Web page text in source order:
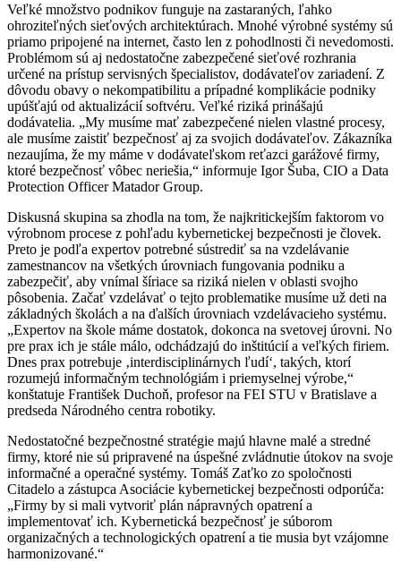
Veľké množstvo podnikov funguje na zastaraných, ľahko
ohroziteľných sieťových architektúrach. Mnohé výrobné systémy sú
priamo pripojené na internet, často len z pohodlnosti či nevedomosti.
Problémom sú aj nedostatočne zabezpečené sieťové rozhrania
určené na prístup servisných špecialistov, dodávateľov zariadení. Z
dôvodu obavy o nekompatibilitu a prípadné komplikácie podniky
upúšťajú od aktualizácií softvéru. Veľké riziká prinášajú
dodávatelia. „My musíme mať zabezpečené nielen vlastné procesy,
ale musíme zaistiť bezpečnosť aj za svojich dodávateľov. Zákazníka
nezaujíma, že my máme v dodávateľskom reťazci garážové firmy,
ktoré bezpečnosť vôbec neriešia,“ informuje Igor Šuba, CIO a Data
Protection Officer Matador Group.
Diskusná skupina sa zhodla na tom, že najkritickejším faktorom vo
výrobnom procese z pohľadu kybernetickej bezpečnosti je človek.
Preto je podľa expertov potrebné sústrediť sa na vzdelávanie
zamestnancov na všetkých úrovniach fungovania podniku a
zabezpečiť, aby vnímal šíriace sa riziká nielen v oblasti svojho
pôsobenia. Začať vzdelávať o tejto problematike musíme už deti na
základných školách a na ďalších úrovniach vzdelávacieho systému.
„Expertov na škole máme dostatok, dokonca na svetovej úrovni. No
pre prax ich je stále málo, odchádzajú do inštitúcií a veľkých firiem.
Dnes prax potrebuje ‚interdisciplinárnych ľudí‘, takých, ktorí
rozumejú informačným technológiám i priemyselnej výrobe,“
konštatuje František Duchoň, profesor na FEI STU v Bratislave a
predseda Národného centra robotiky.
Nedostatočné bezpečnostné stratégie majú hlavne malé a stredné
firmy, ktoré nie sú pripravené na úspešné zvládnutie útokov na svoje
informačné a operačné systémy. Tomáš Zaťko zo spoločnosti
Citadelo a zástupca Asociácie kybernetickej bezpečnosti odporúča:
„Firmy by si mali vytvoriť plán nápravných opatrení a
implementovať ich. Kybernetická bezpečnosť je súborom
organizačných a technologických opatrení a tie musia byt vzájomne
harmonizované.“